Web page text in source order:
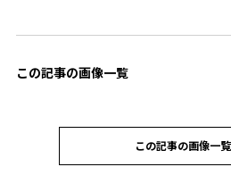
この記事の画像一覧
この記事の画像一